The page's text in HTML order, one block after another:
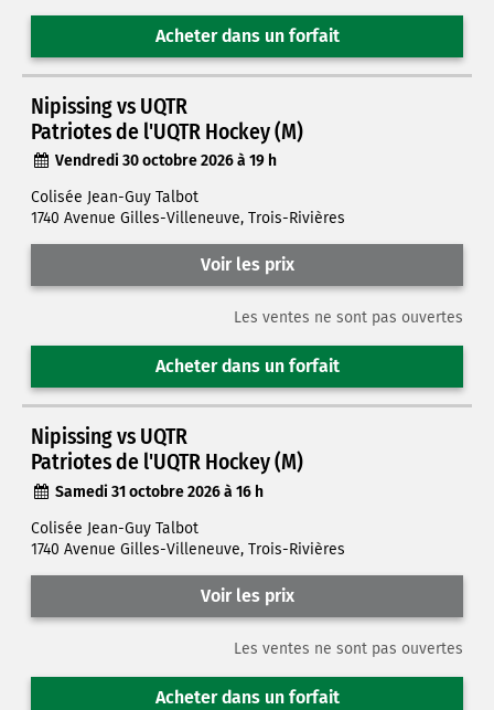
Acheter dans un forfait
Nipissing vs UQTR
Patriotes de l'UQTR Hockey (M)
Vendredi 30 octobre 2026 à 19 h
Colisée Jean-Guy Talbot
1740 Avenue Gilles-Villeneuve, Trois-Rivières
Voir les prix
Les ventes ne sont pas ouvertes
Acheter dans un forfait
Nipissing vs UQTR
Patriotes de l'UQTR Hockey (M)
Samedi 31 octobre 2026 à 16 h
Colisée Jean-Guy Talbot
1740 Avenue Gilles-Villeneuve, Trois-Rivières
Voir les prix
Les ventes ne sont pas ouvertes
Acheter dans un forfait